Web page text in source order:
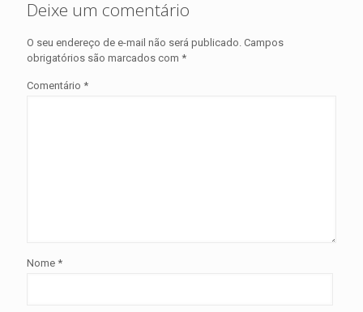
Deixe um comentário
O seu endereço de e-mail não será publicado. Campos
obrigatórios são marcados com *
Comentário *
Nome *